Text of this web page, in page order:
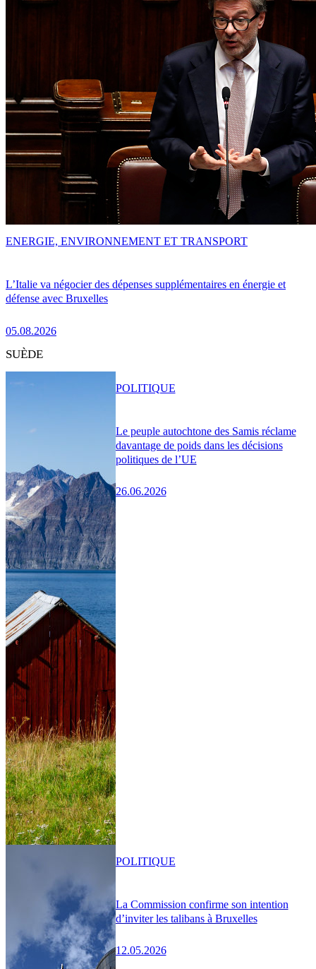
L’Italie va négocier des dépenses supplémentaires en énergie et
défense avec Bruxelles
05.08.2026
ENERGIE, ENVIRONNEMENT ET TRANSPORT
SUÈDE
Le peuple autochtone des Samis réclame
davantage de poids dans les décisions
politiques de l’UE
26.06.2026
POLITIQUE
La Commission confirme son intention
d’inviter les talibans à Bruxelles
12.05.2026
POLITIQUE